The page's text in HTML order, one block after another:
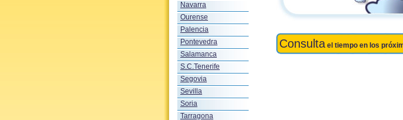
Navarra
Ourense
Palencia
Pontevedra
Salamanca
S.C.Tenerife
Segovia
Sevilla
Soria
Tarragona
Consulta el tiempo en los